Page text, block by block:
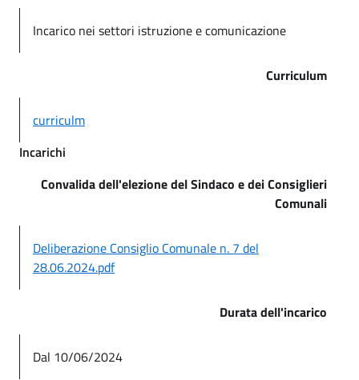
Incarico nei settori istruzione e comunicazione
Curriculum
curriculm
Incarichi
Convalida dell'elezione del Sindaco e dei Consiglieri
Comunali
Deliberazione Consiglio Comunale n. 7 del
28.06.2024.pdf
Durata dell'incarico
Dal 10/06/2024